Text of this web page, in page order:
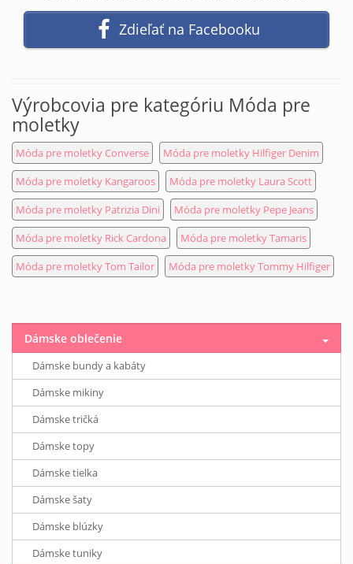
Zdieľať na Facebooku
Výrobcovia pre kategóriu Móda pre
moletky
Móda pre moletky Converse
Móda pre moletky Hilfiger Denim
Móda pre moletky Kangaroos
Móda pre moletky Laura Scott
Móda pre moletky Patrizia Dini
Móda pre moletky Pepe Jeans
Móda pre moletky Rick Cardona
Móda pre moletky Tamaris
Móda pre moletky Tom Tailor
Móda pre moletky Tommy Hilfiger
Dámske oblečenie
Dámske bundy a kabáty
Dámske mikiny
Dámske tričká
Dámske topy
Dámske tielka
Dámske šaty
Dámske blúzky
Dámske tuniky